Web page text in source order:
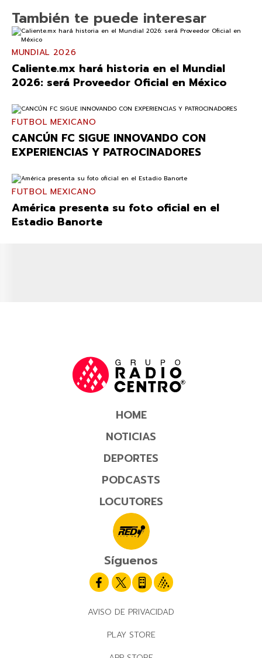
También te puede interesar
MUNDIAL 2026
Caliente.mx hará historia en el Mundial
2026: será Proveedor Oficial en México
FUTBOL MEXICANO
CANCÚN FC SIGUE INNOVANDO CON
EXPERIENCIAS Y PATROCINADORES
FUTBOL MEXICANO
América presenta su foto oficial en el
Estadio Banorte
HOME
NOTICIAS
DEPORTES
PODCASTS
LOCUTORES
Síguenos
AVISO DE PRIVACIDAD
PLAY STORE